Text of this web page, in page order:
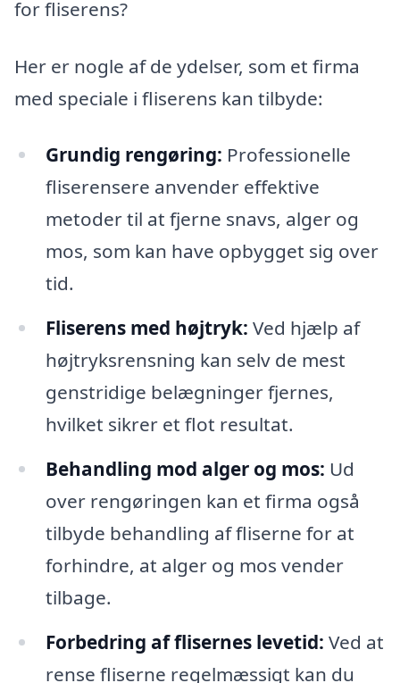
for fliserens?
Her er nogle af de ydelser, som et firma
med speciale i fliserens kan tilbyde:
Grundig rengøring: Professionelle
fliserensere anvender effektive
metoder til at fjerne snavs, alger og
mos, som kan have opbygget sig over
tid.
Fliserens med højtryk: Ved hjælp af
højtryksrensning kan selv de mest
genstridige belægninger fjernes,
hvilket sikrer et flot resultat.
Behandling mod alger og mos: Ud
over rengøringen kan et firma også
tilbyde behandling af fliserne for at
forhindre, at alger og mos vender
tilbage.
Forbedring af flisernes levetid: Ved at
rense fliserne regelmæssigt kan du